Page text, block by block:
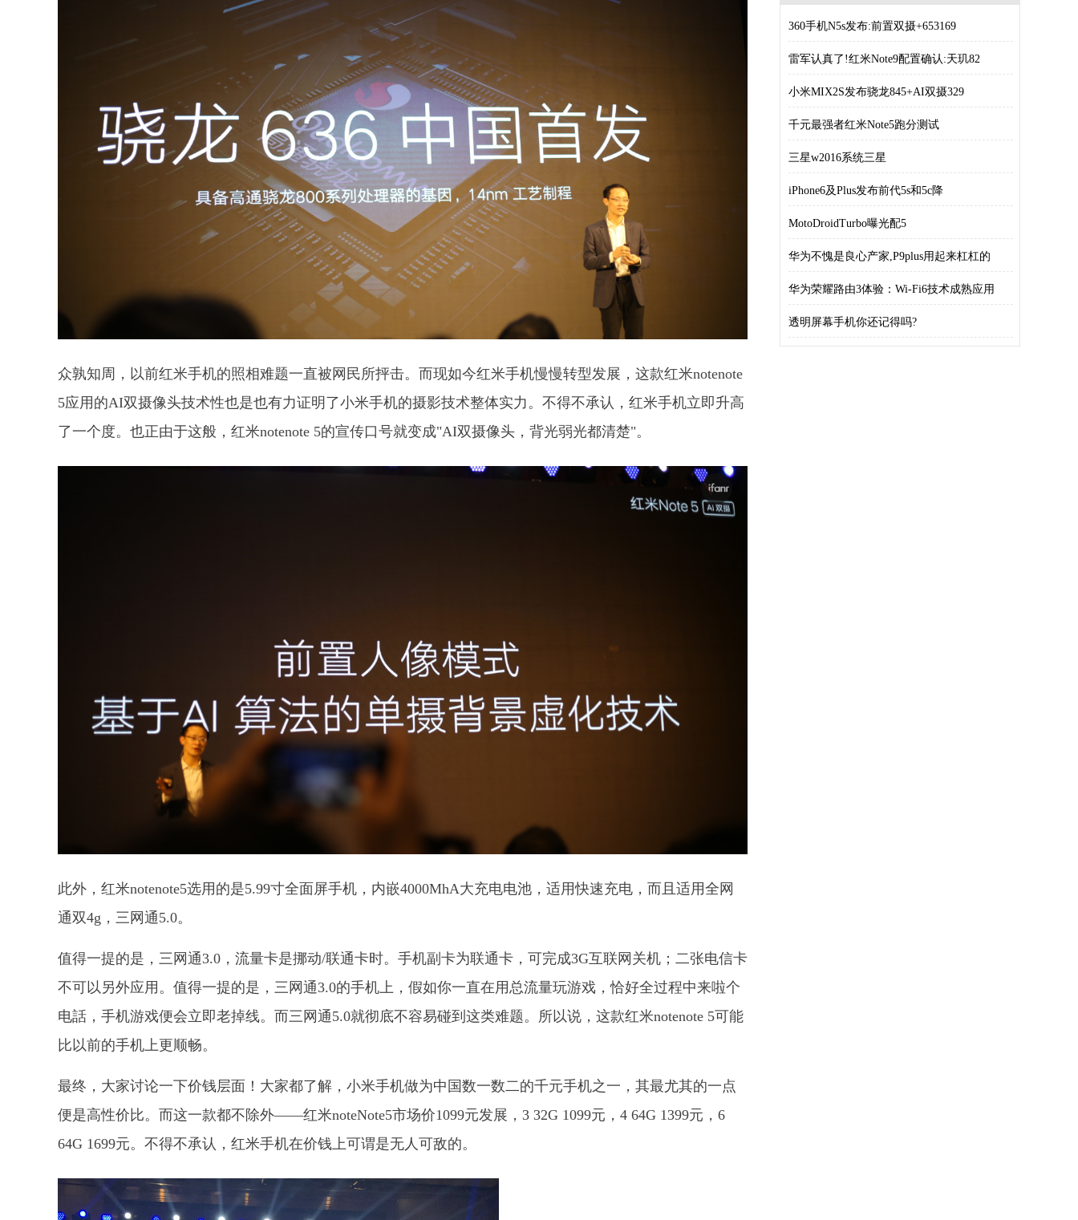
众孰知周，以前红米手机的照相难题一直被网民所抨击。而现如今红米手机慢慢转型发展，这款红米notenote
5应用的AI双摄像头技术性也是也有力证明了小米手机的摄影技术整体实力。不得不承认，红米手机立即升高
了一个度。也正由于这般，红米notenote 5的宣传口号就变成"AI双摄像头，背光弱光都清楚"。
此外，红米notenote5选用的是5.99寸全面屏手机，内嵌4000MhA大充电电池，适用快速充电，而且适用全网
通双4g，三网通5.0。
值得一提的是，三网通3.0，流量卡是挪动/联通卡时。手机副卡为联通卡，可完成3G互联网关机；二张电信卡
不可以另外应用。值得一提的是，三网通3.0的手机上，假如你一直在用总流量玩游戏，恰好全过程中来啦个
电話，手机游戏便会立即老掉线。而三网通5.0就彻底不容易碰到这类难题。所以说，这款红米notenote 5可能
比以前的手机上更顺畅。
最终，大家讨论一下价钱层面！大家都了解，小米手机做为中国数一数二的千元手机之一，其最尤其的一点
便是高性价比。而这一款都不除外——红米noteNote5市场价1099元发展，3 32G 1099元，4 64G 1399元，6
64G 1699元。不得不承认，红米手机在价钱上可谓是无人可敌的。
360手机N5s发布:前置双摄+653169
雷军认真了!红米Note9配置确认:天玑82
小米MIX2S发布骁龙845+AI双摄329
千元最强者红米Note5跑分测试
三星w2016系统三星
iPhone6及Plus发布前代5s和5c降
MotoDroidTurbo曝光配5
华为不愧是良心产家,P9plus用起来杠杠的
华为荣耀路由3体验：Wi-Fi6技术成熟应用
透明屏幕手机你还记得吗?